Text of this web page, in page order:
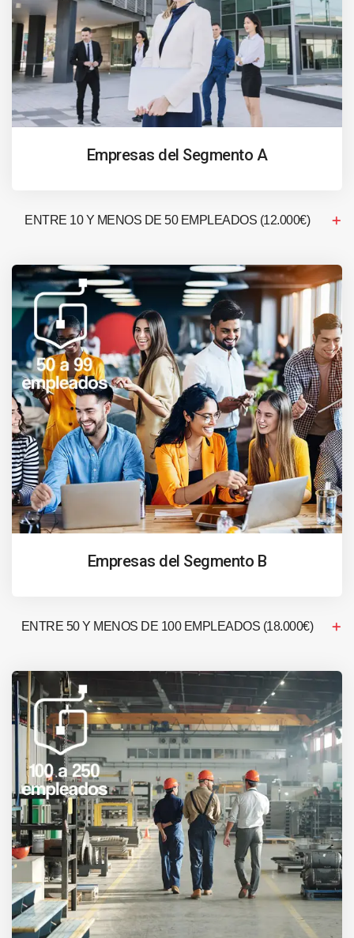
Empresas del Segmento A
ENTRE 10 Y MENOS DE 50 EMPLEADOS (12.000€)
Empresas del Segmento B
ENTRE 50 Y MENOS DE 100 EMPLEADOS (18.000€)